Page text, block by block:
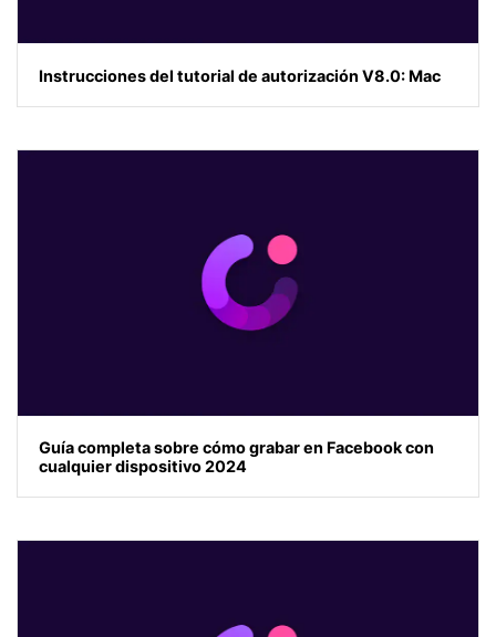
Instrucciones del tutorial de autorización V8.0: Mac
Guía completa sobre cómo grabar en Facebook con
cualquier dispositivo 2024